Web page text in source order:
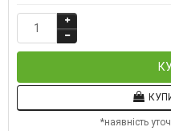
*наявність